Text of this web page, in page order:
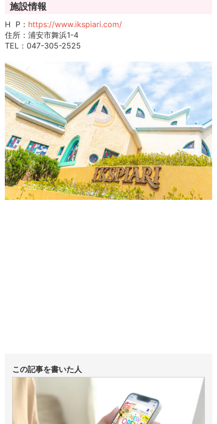
施設情報
H P： https://www.ikspiari.com/
住所：浦安市舞浜1-4
TEL：047-305-2525
この記事を書いた人